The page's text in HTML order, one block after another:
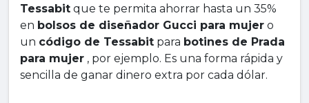
Tessabit que te permita ahorrar hasta un 35%
en bolsos de diseñador Gucci para mujer o
un código de Tessabit para botines de Prada
para mujer , por ejemplo. Es una forma rápida y
sencilla de ganar dinero extra por cada dólar.